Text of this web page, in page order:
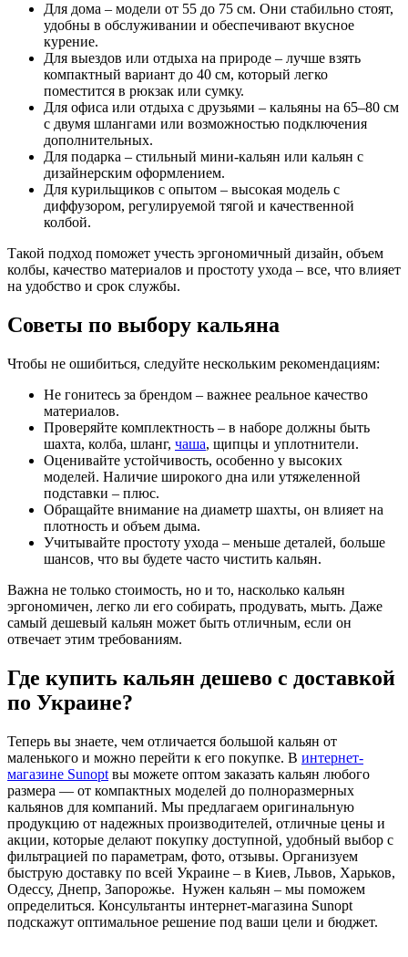
Для дома – модели от 55 до 75 см. Они стабильно стоят,
удобны в обслуживании и обеспечивают вкусное
курение.
Для выездов или отдыха на природе – лучше взять
компактный вариант до 40 см, который легко
поместится в рюкзак или сумку.
Для офиса или отдыха с друзьями – кальяны на 65–80 см
с двумя шлангами или возможностью подключения
дополнительных.
Для подарка – стильный мини-кальян или кальян с
дизайнерским оформлением.
Для курильщиков с опытом – высокая модель с
диффузором, регулируемой тягой и качественной
колбой.
Такой подход поможет учесть эргономичный дизайн, объем
колбы, качество материалов и простоту ухода – все, что влияет
на удобство и срок службы.
Советы по выбору кальяна
Чтобы не ошибиться, следуйте нескольким рекомендациям:
Не гонитесь за брендом – важнее реальное качество
материалов.
Проверяйте комплектность – в наборе должны быть
шахта, колба, шланг, чаша, щипцы и уплотнители.
Оценивайте устойчивость, особенно у высоких
моделей. Наличие широкого дна или утяжеленной
подставки – плюс.
Обращайте внимание на диаметр шахты, он влияет на
плотность и объем дыма.
Учитывайте простоту ухода – меньше деталей, больше
шансов, что вы будете часто чистить кальян.
Важна не только стоимость, но и то, насколько кальян
эргономичен, легко ли его собирать, продувать, мыть. Даже
самый дешевый кальян может быть отличным, если он
отвечает этим требованиям.
Где купить кальян дешево с доставкой
по Украине?
Теперь вы знаете, чем отличается большой кальян от
маленького и можно перейти к его покупке. В интернет-
магазине Sunopt вы можете оптом заказать кальян любого
размера — от компактных моделей до полноразмерных
кальянов для компаний. Мы предлагаем оригинальную
продукцию от надежных производителей, отличные цены и
акции, которые делают покупку доступной, удобный выбор с
фильтрацией по параметрам, фото, отзывы. Организуем
быструю доставку по всей Украине – в Киев, Львов, Харьков,
Одессу, Днепр, Запорожье. Нужен кальян – мы поможем
определиться. Консультанты интернет-магазина Sunopt
подскажут оптимальное решение под ваши цели и бюджет.